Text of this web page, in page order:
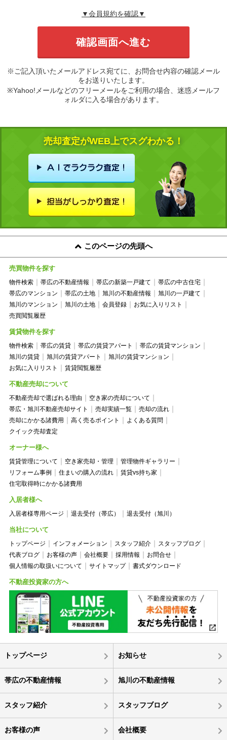
▼会員規約を確認▼
※ご記入頂いたメールアドレス宛てに、お問合せ内容の確認メール
をお送りいたします。
※Yahoo!メールなどのフリーメールをご利用の場合、迷惑メールフ
ォルダに入る場合があります。
売却査定がWEB上でスグわかる！
このページの先頭へ
売買物件を探す
物件検索 帯広の不動産情報 帯広の新築一戸建て
帯広の中古住宅
帯広のマンション
帯広の土地 旭川の不動産情報
旭川の一戸建て
旭川のマンション
旭川の土地 会員登録
お気に入りリスト
売買閲覧履歴
賃貸物件を探す
物件検索 帯広の賃貸 帯広の賃貸アパート
帯広の賃貸マンション
旭川の賃貸
旭川の賃貸アパート
旭川の賃貸マンション
お気に入りリスト
賃貸閲覧履歴
不動産売却について
不動産売却で選ばれる理由
空き家の売却について
帯広・旭川不動産売却サイト
売却実績一覧
売却の流れ
売却にかかる諸費用
高く売るポイント
よくある質問
クイック売却査定
オーナー様へ
賃貸管理について 空き家売却・管理
管理物件ギャラリー
リフォーム事例
住まいの購入の流れ
賃貸vs持ち家
住宅取得時にかかる諸費用
入居者様へ
入居者様専用ページ 退去受付（帯広） 退去受付（旭川）
当社について
トップページ インフォメーション スタッフ紹介
スタッフブログ
代表ブログ
お客様の声 会社概要 採用情報
お問合せ
個人情報の取扱いについて
サイトマップ 書式ダウンロード
不動産投資家の方へ
トップページ お知らせ
帯広の不動産情報 旭川の不動産情報
スタッフ紹介 スタッフブログ
お客様の声 会社概要